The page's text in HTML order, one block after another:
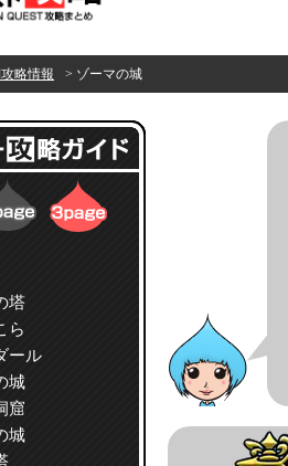
略情報 > ゾーマの城
塔
ら
ール
城
窟
城